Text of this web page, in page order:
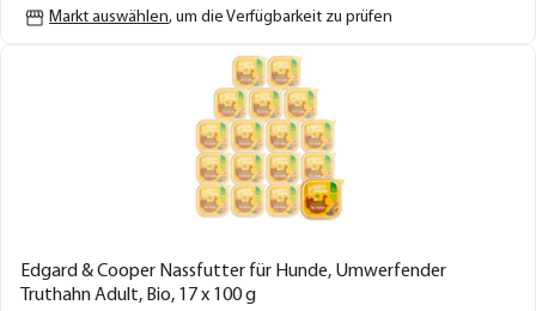
Markt auswählen, um die Verfügbarkeit zu prüfen
Edgard & Cooper Nassfutter für Hunde, Umwerfender
Truthahn Adult, Bio, 17 x 100 g